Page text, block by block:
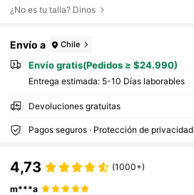
¿No es tu talla? Dinos
Envío a Chile
Envío gratis(Pedidos ≥ $24.990)
Entrega estimada: 5-10 Días laborables
Devoluciones gratuitas
Pagos seguros · Protección de privacidad
4,73 (1000+)
m***a